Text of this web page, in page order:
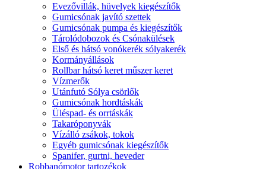
Evezővillák, hüvelyek kiegészítők
Gumicsónak javító szettek
Gumicsónak pumpa és kiegészítők
Tárolódobozok és Csónakülések
Első és hátsó vonókerék sólyakerék
Kormányállások
Rollbar hátsó keret műszer keret
Vízmerők
Utánfutó Sólya csörlők
Gumicsónak hordtáskák
Üléspad- és orrtáskák
Takaróponyvák
Vízálló zsákok, tokok
Egyéb gumicsónak kiegészítők
Spanifer, gurtni, heveder
Robbanómotor tartozékok